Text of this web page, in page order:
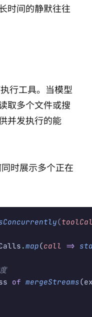
时间的静默往往
行工具。当模型
取多个文件或搜
并发执行的能
时展示多个正在
(
.map(call =>
of mergeStreams